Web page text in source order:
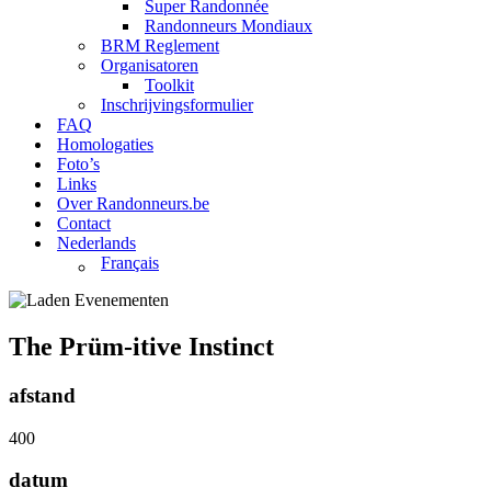
Super Randonnée
Randonneurs Mondiaux
BRM Reglement
Organisatoren
Toolkit
Inschrijvingsformulier
FAQ
Homologaties
Foto’s
Links
Over Randonneurs.be
Contact
Nederlands
Français
The Prüm-itive Instinct
afstand
400
datum